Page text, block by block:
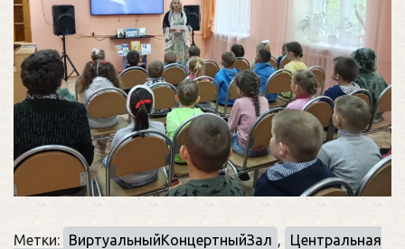
Метки: ВиртуальныйКонцертныйЗал ,
Центральная